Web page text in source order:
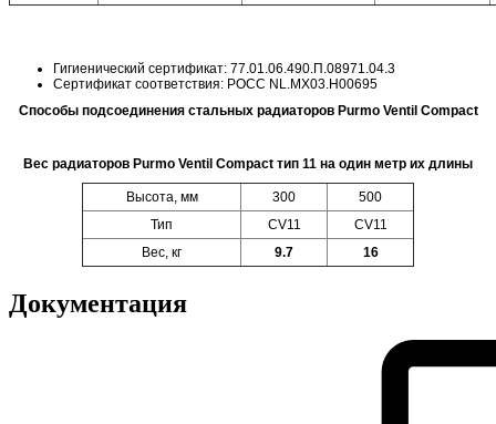
Гигиенический сертификат: 77.01.06.490.П.08971.04.3
Сертификат соответствия: POCC NL.MX03.H00695
Способы подсоединения стальных радиаторов Purmo Ventil Compact
Вес радиаторов Purmo Ventil Compact тип 11 на один метр их длины
Высота, мм 300
500
Тип
CV11
CV11
Вес, кг
9.7 16
Документация